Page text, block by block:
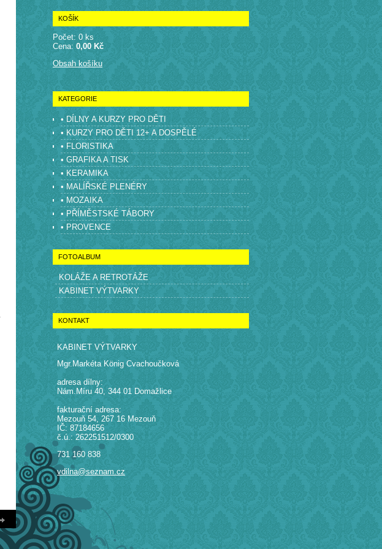
KOŠÍK
Počet: 0 ks
Cena:0,00 Kč
Obsah košíku
KATEGORIE
• DÍLNY A KURZY PRO DĚTI
• KURZY PRO DĚTI 12+ A DOSPĚLÉ
• FLORISTIKA
• GRAFIKA A TISK
• KERAMIKA
• MALÍŘSKÉ PLENÉRY
• MOZAIKA
• PŘÍMĚSTSKÉ TÁBORY
• PROVENCE
FOTOALBUM
KOLÁŽE A RETROTÁŽE
KABINET VÝTVARKY
KONTAKT
KABINET VÝTVARKY
Mgr.Markéta König Cvachoučková
adresa dílny:
Nám.Míru 40, 344 01 Domažlice
fakturační adresa:
Mezouň 54, 267 16 Mezouň
IČ: 87184656
č.ú.: 262251512/0300
731 160 838
vdilna@seznam.cz